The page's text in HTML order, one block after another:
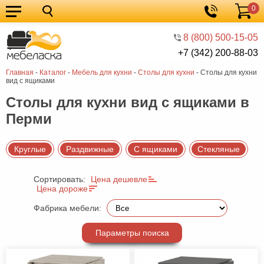
8 (800) 500-15-05
+7 (342) 200-88-03
Корзина
0
Главная - Каталог - Мебель для кухни - Cтолы для кухни - Cтолы для кухни
вид с ящиками
Кухонные
гарнитуры
Мебель
для
кухни
Мебель
для
спальни
Кровати
Шкафы
Диваны
Мягкая
мебель
Детская
мебель
Мебель
Cтолы для кухни вид с ящиками в
Перми
Круглые Раздвижные С ящиками Стекляные
Сортировать:
Цена дешевле
Цена дороже
Фабрика мебели:
Параметры поиска